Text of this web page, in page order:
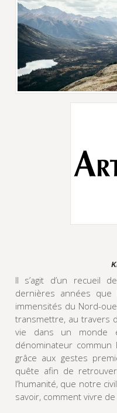
Il s’agit d’un recueil
dernières années que
immensités du Nord-
transmettre, au travers
vie dans un monde
dénominateur commun
grâce aux gestes
quête afin de
l’humanité, que notre
savoir, comment vivre